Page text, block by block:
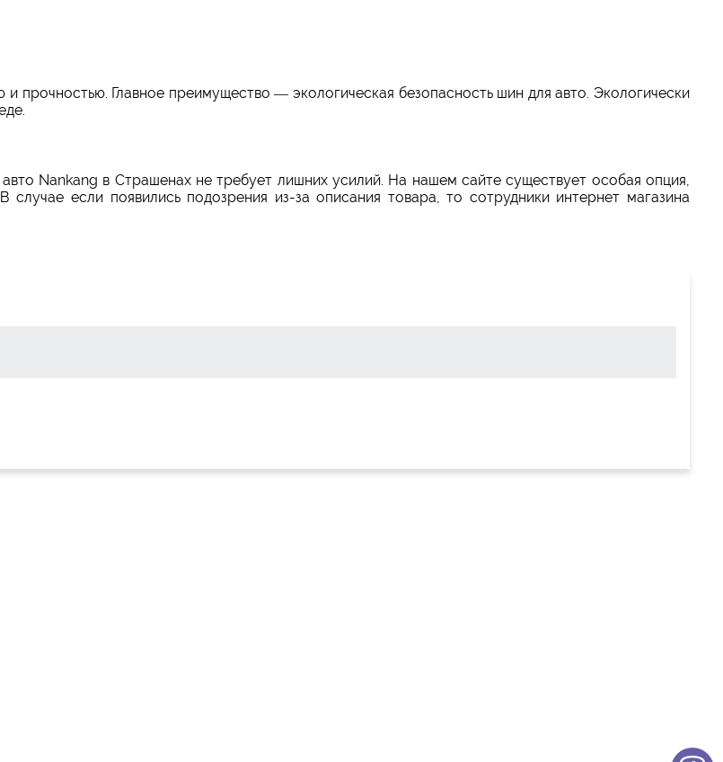
прочностью. Главное преимущество — экологическая безопасность шин для авто. Экологически
Nankang в Страшенах не требует лишних усилий. На нашем сайте существует особая опция,
если появились подозрения из-за описания товара, то сотрудники интернет магазина